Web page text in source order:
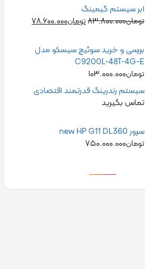
ابر سیستم گیمینگ
تومان۸۳.۸۰۰.۰۰۰تومان۷۸.۶۰۰.۰۰۰
بررسی و خرید سوئیچ سیسکو مدل
C9200L-48T-4G-E
تومان۱۰۳.۰۰۰.۰۰۰
سیستم رندرینگ قدرتمند اقتصادی
تماس بگیرید
سرور new HP G11 DL360
تومان۷۵۰.۰۰۰.۰۰۰